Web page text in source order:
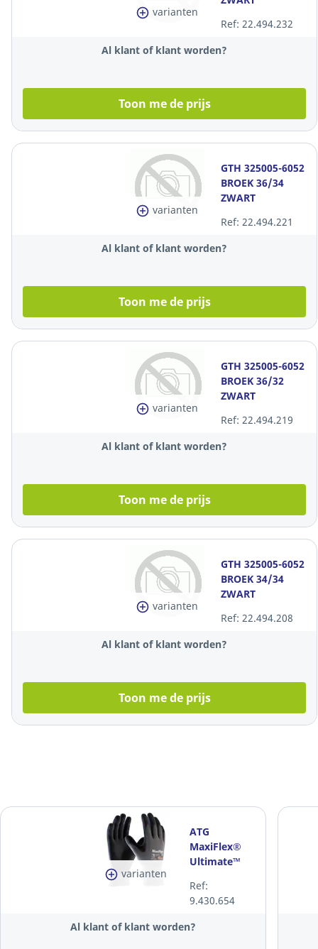
varianten
Ref: 22.494.232
Al klant of klant worden?
Toon me de prijs
varianten
GTH 325005-6052
BROEK 36/34
ZWART
Ref: 22.494.221
Al klant of klant worden?
Toon me de prijs
varianten
GTH 325005-6052
BROEK 36/32
ZWART
Ref: 22.494.219
Al klant of klant worden?
Toon me de prijs
varianten
GTH 325005-6052
BROEK 34/34
ZWART
Ref: 22.494.208
Al klant of klant worden?
Toon me de prijs
varianten
ATG
MaxiFlex®
Ultimate™
874 precisie
handschoenen,
maat 10, 12
paar
Ref:
9.430.654
Al klant of klant worden?